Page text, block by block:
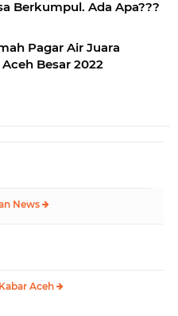
Berkumpul. Ada Apa???
Pagar Air Juara
Besar 2022
News
Aceh